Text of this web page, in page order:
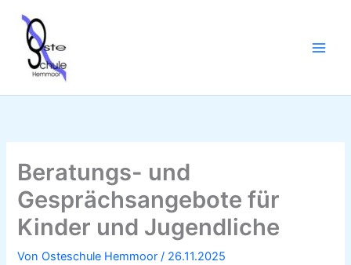
Inhalt
springen
Beratungs- und
Gesprächsangebote für
Kinder und Jugendliche
VonOsteschule Hemmoor/ 26.11.2025